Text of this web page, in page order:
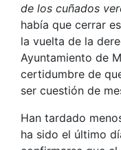
de los cuñados
había que cerrar
la vuelta de la
Ayuntamiento de
certidumbre de
ser cuestión de
Han tardado
ha sido el último